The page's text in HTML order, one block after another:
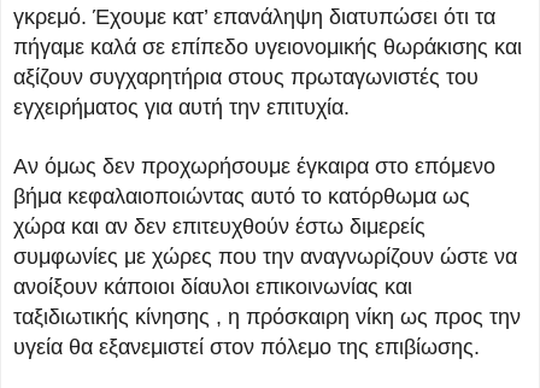
γκρεμό. Έχουμε κατ’ επανάληψη διατυπώσει ότι τα
πήγαμε καλά σε επίπεδο υγειονομικής θωράκισης και
αξίζουν συγχαρητήρια στους πρωταγωνιστές του
εγχειρήματος για αυτή την επιτυχία.
Αν όμως δεν προχωρήσουμε έγκαιρα στο επόμενο
βήμα κεφαλαιοποιώντας αυτό το κατόρθωμα ως
χώρα και αν δεν επιτευχθούν έστω διμερείς
συμφωνίες με χώρες που την αναγνωρίζουν ώστε να
ανοίξουν κάποιοι δίαυλοι επικοινωνίας και
ταξιδιωτικής κίνησης , η πρόσκαιρη νίκη ως προς την
υγεία θα εξανεμιστεί στον πόλεμο της επιβίωσης.